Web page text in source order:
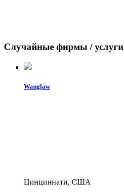
Случайные фирмы / услуги
Wanglaw
Цинциннати, США